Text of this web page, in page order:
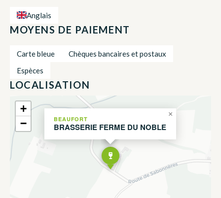
Anglais
MOYENS DE PAIEMENT
Carte bleue
Chèques bancaires et postaux
Espèces
LOCALISATION
BEAUFORT
BRASSERIE FERME DU NOBLE
×
+
−